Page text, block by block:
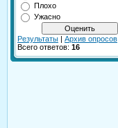
Плохо
Ужасно
Результаты | Архив опросов
Всего ответов: 16